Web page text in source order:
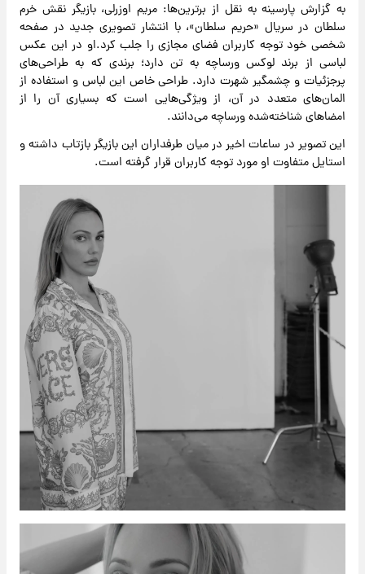
به گزارش پارسینه به نقل از برترین‌ها: مریم اوزرلی، بازیگر نقش خرم
سلطان در سریال «حریم سلطان»، با انتشار تصویری جدید در صفحه
شخصی خود توجه کاربران فضای مجازی را جلب کرد.او در این عکس
لباسی از برند لوکس ورساچه به تن دارد؛ برندی که به طراحی‌های
پرجزئیات و چشمگیر شهرت دارد. طراحی خاص این لباس و استفاده از
المان‌های متعدد در آن، از ویژگی‌هایی است که بسیاری آن را از
امضاهای شناخته‌شده ورساچه می‌دانند.
این تصویر در ساعات اخیر در میان طرفداران این بازیگر بازتاب داشته و
استایل متفاوت او مورد توجه کاربران قرار گرفته است.